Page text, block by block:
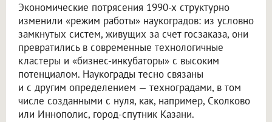
Экономические потрясения 1990-х структурно
изменили «режим работы» наукоградов: из условно
замкнутых систем, живущих за счет госзаказа, они
превратились в современные технологичные
кластеры и «бизнес-инкубаторы» с высоким
потенциалом. Наукограды тесно связаны
и с другим определением — техноградами, в том
числе созданными с нуля, как, например, Сколково
или Иннополис, город-спутник Казани.